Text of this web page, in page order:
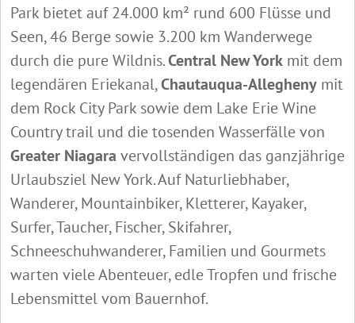
Park bietet auf 24.000 km² rund 600 Flüsse und
Seen, 46 Berge sowie 3.200 km Wanderwege
durch die pure Wildnis.Central New York mit dem
legendären Eriekanal,Chautauqua-Allegheny mit
dem Rock City Park sowie dem Lake Erie Wine
Country trail und die tosenden Wasserfälle von
Greater Niagara vervollständigen das ganzjährige
Urlaubsziel New York. Auf Naturliebhaber,
Wanderer, Mountainbiker, Kletterer, Kayaker,
Surfer, Taucher, Fischer, Skifahrer,
Schneeschuhwanderer, Familien und Gourmets
warten viele Abenteuer, edle Tropfen und frische
Lebensmittel vom Bauernhof.